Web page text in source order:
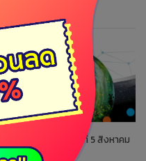
พยากรณ์ประจำวันพุธที่ 5 สิงหาคม
2569